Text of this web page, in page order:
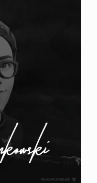
organic,
and so